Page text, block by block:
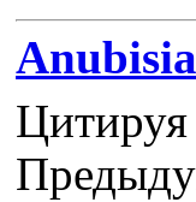
Цитируя